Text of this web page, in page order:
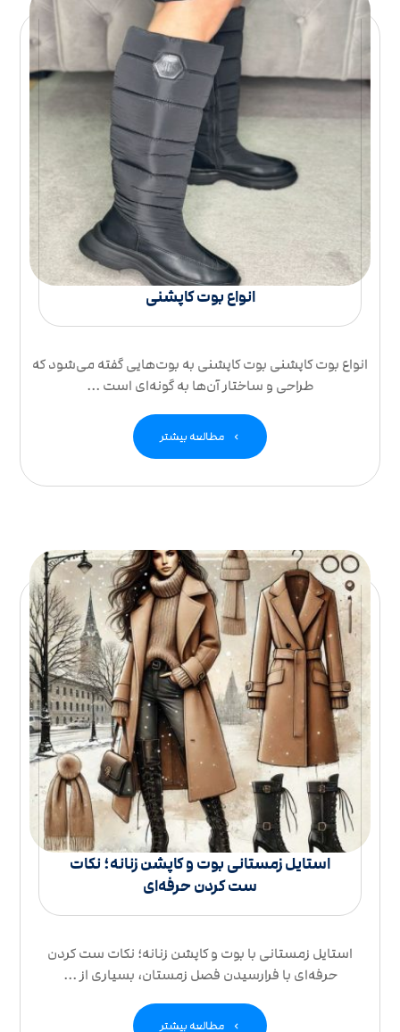
انواع بوت کاپشنی
انواع بوت کاپشنی بوت کاپشنی به بوت‌هایی گفته می‌شود که
طراحی و ساختار آن‌ها به گونه‌ای است ...
مطالعه بیشتر
استایل زمستانی بوت و کاپشن زنانه؛ نکات
ست کردن حرفه‌ای
استایل زمستانی با بوت و کاپشن زنانه؛ نکات ست کردن
حرفه‌ای با فرارسیدن فصل زمستان، بسیاری از ...
مطالعه بیشتر